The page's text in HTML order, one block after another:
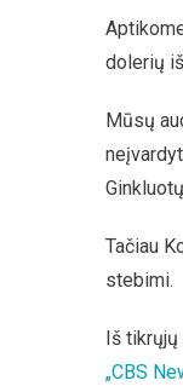
dolerių
Mūsų
Tačiau
stebimi.
Iš tikrųjų
„CBS